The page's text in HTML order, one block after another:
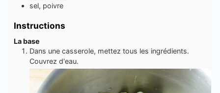
sel, poivre
Instructions
La base
Dans une casserole, mettez tous les ingrédients.
Couvrez d'eau.